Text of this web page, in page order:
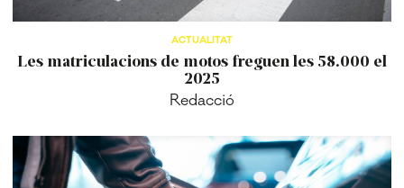
ACTUALITAT
Les matriculacions de motos freguen les 58.000 el
2025
Redacció